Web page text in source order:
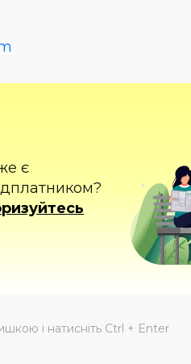
є
і натисніть Ctrl + Enter